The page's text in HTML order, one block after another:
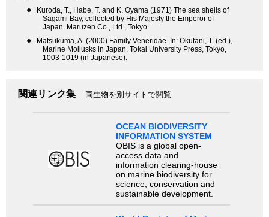
●
Kuroda, T., Habe, T. and K. Oyama (1971) The sea shells of
Sagami Bay, collected by His Majesty the Emperor of
Japan. Maruzen Co., Ltd., Tokyo.
●
Matsukuma, A. (2000) Family Veneridae. In: Okutani, T. (ed.),
Marine Mollusks in Japan. Tokai University Press, Tokyo,
1003-1019 (in Japanese).
関連リンク集 同生物を別サイトで閲覧
OCEAN BIODIVERSITY
INFORMATION SYSTEM
OBIS is a global open-
access data and
information clearing-house
on marine biodiversity for
science, conservation and
sustainable development.